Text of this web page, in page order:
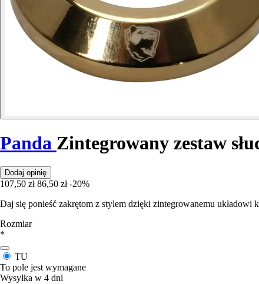
Panda Zintegrowany zestaw
Dodaj opinię
107,50 zł 86,50 zł -20%
Daj się ponieść zakrętom z stylem dzięki zintegrowanemu
Rozmiar
*
TU
To pole jest wymagane
Wysyłka w 4 dni